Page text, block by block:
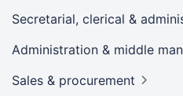
Secretarial, clerical &
Administration & middle
Sales & procurement